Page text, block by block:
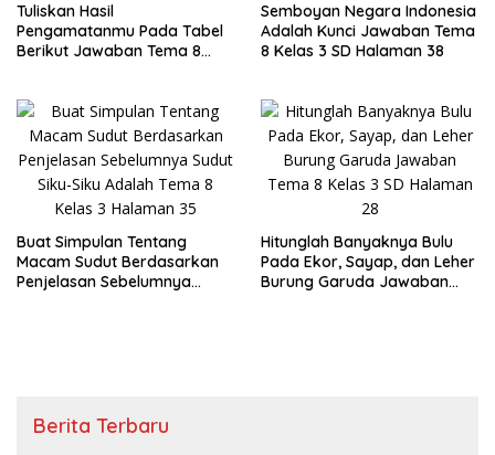
Tuliskan Hasil
Pengamatanmu Pada Tabel
Berikut Jawaban Tema 8
Semboyan Negara Indonesia
Adalah Kunci Jawaban Tema
8 Kelas 3 SD Halaman 38
Buat Simpulan Tentang
Macam Sudut Berdasarkan
Penjelasan Sebelumnya
Hitunglah Banyaknya Bulu
Pada Ekor, Sayap, dan Leher
Burung Garuda Jawaban
Berita Terbaru